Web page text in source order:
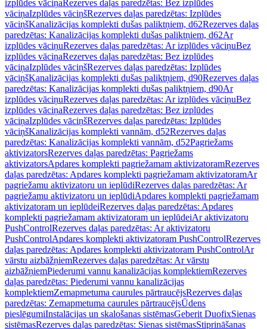
izplūdes vāciņaRezerves daļas paredzētas: Bez izplūdes
vāciņaIzplūdes vāciņšRezerves daļas paredzētas: Izplūdes
vāciņšKanalizācijas komplekti dušas paliktņiem, d62Rezerves daļas
paredzētas: Kanalizācijas komplekti dušas paliktņiem, d62Ar
izplūdes vāciņuRezerves daļas paredzētas: Ar izplūdes vāciņuBez
izplūdes vāciņaRezerves daļas paredzētas: Bez izplūdes
vāciņaIzplūdes vāciņšRezerves daļas paredzētas: Izplūdes
vāciņšKanalizācijas komplekti dušas paliktņiem, d90Rezerves daļas
paredzētas: Kanalizācijas komplekti dušas paliktņiem, d90Ar
izplūdes vāciņuRezerves daļas paredzētas: Ar izplūdes vāciņuBez
izplūdes vāciņaRezerves daļas paredzētas: Bez izplūdes
vāciņaIzplūdes vāciņšRezerves daļas paredzētas: Izplūdes
vāciņšKanalizācijas komplekti vannām, d52Rezerves daļas
paredzētas: Kanalizācijas komplekti vannām, d52Pagriežams
aktivizatorsRezerves daļas paredzētas: Pagriežams
aktivizatorsApdares komplekti pagriežamam aktivizatoramRezerves
daļas paredzētas: Apdares komplekti pagriežamam aktivizatoramAr
pagriežamu aktivizatoru un ieplūdiRezerves daļas paredzētas: Ar
pagriežamu aktivizatoru un ieplūdiApdares komplekti pagriežamam
aktivizatoram un ieplūdeiRezerves daļas paredzētas: Apdares
komplekti pagriežamam aktivizatoram un ieplūdeiAr aktivizatoru
PushControlRezerves daļas paredzētas: Ar aktivizatoru
PushControlApdares komplekti aktivizatoram PushControlRezerves
daļas paredzētas: Apdares komplekti aktivizatoram PushControlAr
vārstu aizbāžņiemRezerves daļas paredzētas: Ar vārstu
aizbāžņiemPiederumi vannu kanalizācijas komplektiemRezerves
daļas paredzētas: Piederumi vannu kanalizācijas
komplektiemZemapmetuma caurules pārtraucējsRezerves daļas
paredzētas: Zemapmetuma caurules pārtraucējsŪdens
pieslēgumiInstalācijas un skalošanas sistēmasGeberit DuofixSienas
sistēmasRezerves daļas paredzētas: Sienas sistēmasStiprināšanas